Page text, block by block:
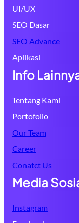
UI/UX
SEO Dasar
SEO Advance
Aplikasi
Info
Tentang Kami
Portofolio
Our Team
Career
Conatct Us
Media
Instagram